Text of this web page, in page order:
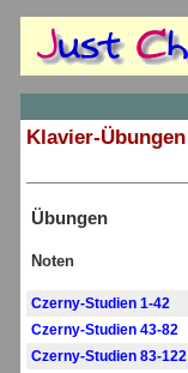
Klavier-Übungen
Übungen
Noten
Czerny-Studien 1-42
Czerny-Studien 43-82
Czerny-Studien 83-122